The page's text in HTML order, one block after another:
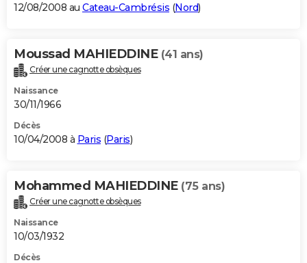
12/08/2008 au Cateau-Cambrésis (Nord)
Moussad MAHIEDDINE (41 ans)
Créer une cagnotte obsèques
Naissance
30/11/1966
Décès
10/04/2008 à Paris (Paris)
Mohammed MAHIEDDINE (75 ans)
Créer une cagnotte obsèques
Naissance
10/03/1932
Décès